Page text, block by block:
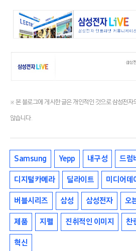
※ 본 블로그에 게시한 글은 개인적인 것으로 삼성전자
않습니다.
Samsung Yepp 내구성 드럼
디지털카메라 딜라이트 미디어데
버블시리즈 삼성 삼성전자 오
제품 지펠 진취적인 이미지 찬
혁신